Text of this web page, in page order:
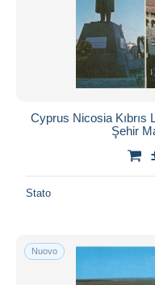
Cyprus Nicosia Kıbrıs
Şehir
Stato
Nuovo